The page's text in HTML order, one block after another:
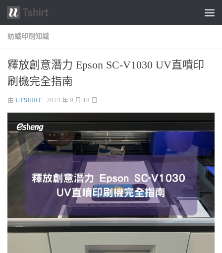
跳轉至內容
紡織印刷知識
釋放創意潛力 Epson SC-V1030 UV直噴印
刷機完全指南
由 UTSHIRT · 2024 年 9 月 18 日